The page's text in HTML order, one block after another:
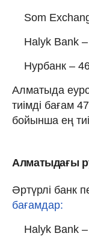
Som
Halyk Bank
Нурбанк –
Алматыда
тиімді бағам
бойынша ең
Алматыдағы
Әртүрлі банк
бағамдар:
Halyk Bank